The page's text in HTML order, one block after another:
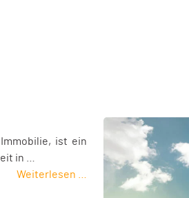
ist ein
in …
Weiterlesen …